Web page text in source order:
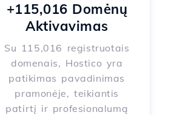
+115,016 Domėnų
Aktivavimas
Su 115,016 registruotais
domenais, Hostico yra
patikimas pavadinimas
pramonėje, teikiantis
patirtį ir profesionalumą